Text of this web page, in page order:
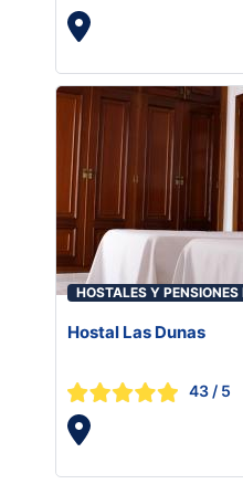
HOSTALES Y
Hostal Las Dunas
43 / 5